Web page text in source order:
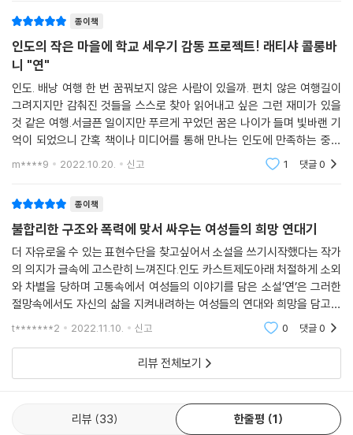
루하루 애쓰고 있었다. 레나가 인도의 남동부 오지까지 떠나온 건 고통을
견디기 위한 안간힘이었다. 이곳에 온 레나는 난파한 배에서 홀로 살아남
은 가엾은 요정을 만나게 되었다. 식당 주인 부부의 어려운 형편을 이해했
지만 아이의 미래와 맞바꿀 수는 없었다. 홀리는 비록 말을 하지 못해도 단
어를 기억하고 쓸 줄 알았다. 언어는 아이가 고향에서 도망쳐오던 길에서
도 결코 포기하지 못한 짐이었다. 아이는 살아남기 위해, 이 세상에 존재하
기 위해 기꺼이 짐을 짊어졌다. 아이가 침묵 속에 자신을 가둔 건 유일한 저
항 방법이었기 때문이다. 다만 침묵이 자신을 겨누게 되리라는 걸 미처 몰
--- pp.93~94
랄리타의 학습 진도는 기대 이상으로 빨랐다. 무엇보다 아이의 호기심과
배움에 대한 갈증이 빠른 성취를 이끌었다. 배움에 대한 갈증이 어찌나 뜨
거운지 가끔 레나를 깜짝 놀라게 했고, 이따금 감당하기 버겁게 느껴지기
도 했다. 랄리타는 요즘 레나가 사준 크레파스로 그림을 그리기 시작했다.
그동안 자신이 겪은 일들을 그림으로 대신 이야기할 수 있게 된 것이다. 랄
리타는 마을을 그렸고, 왕골 바구니를 이고 가는 여자를 그렸고, 밭에서 쥐
를 잡는 남자를 그렸고, 어린아이였던 자신을 그렸다. 밤에 부모 곁에서 인
형을 끌어안고 잠든 모습이었다. 엄마와 함께 북부 지방을 떠나 이곳을 향
한 대가 있었고, 승객을 짐짝 포개듯 가득 태운 열차의 모습도 있었고, 어딘
지 알 수 없는 도시와 거대한 사원도 있었다. 그림 내용으로 보아 랄리타가
재하는 인도 사회에서 불가촉민 여성들이 감당해야 하는 삶의 몫은 끔찍하
다. 이 소설에는 낡은 관습에 따른 신분 차별이 여전한 환경이지만 억압적
인 운명을 거부하고 당당하게 싸워나가는 프리티와 레드 브리게이드 단원
들이 등장한다. 구조화된 차별, 관습화된 억압, 일상적인 폭력에 용감하게
맞서 싸우는 프리티와 레드 브리게이드 단원들의 모습은 레나에게 삶을 바
꾸기 위해서라면 수세적이고 순종적인 삶에서 벗어나 적극적이고 열정적
인 투쟁에 나서야 한다는 필요성과 용기를 일깨워준다.
사회에 대해 깊이 공감하면서 교육자로서의 사명감과 신념으로 불타올랐
던 초년병 교사 시절의 열정을 되살린다. 레나는 교육만이 차별과 억압, 폭
력의 위협에 고스란히 노출되어있는 마하발리푸람 마을 아이들을 노예의
운명으로부터 구해낼 수 있는 길이라고 확신한다. 레나는 마하발리푸람 마
을에 학교를 설립하기 위한 구체적인 움직임을 시작한다. 레드 브리게이드
의 프리티가 레나를 적극적으로 돕고, 연을 날리는 소녀 랄리타는 어느 누
구보다 열심히 배움의 길에 뛰어든다. 그저 작은 학교일뿐이지만 마하발리
푸람 마을의 불가촉민 아이들을 새로운 세상으로 이끌어줄 힘찬 첫발을 내
딛게 된 것이다.
인도의 작은 마을에 학교를 세우기 위한 감동 프로젝트가 시작된다.
래티샤 콜롱바니는 첫 소설 『세 갈래 길』부터 시작해 여성 이야기를 꾸준
종이책
인도의 작은 마을에 학교 세우기 감동 프로젝트! 래티샤 콜롱바
니 "연"
인도. 배낭 여행 한 번 꿈꿔보지 않은 사람이 있을까. 편치 않은 여행길이
그려지지만 감춰진 것들을 스스로 찾아 읽어내고 싶은 그런 재미가 있을
것 같은 여행.서글픈 일이지만 푸르게 꾸었던 꿈은 나이가 들며 빛바랜 기
억이 되었으니 간혹 책이나 미디어를 통해 만나는 인도에 만족하는 중이
다. 여전히 흥미를 끄는 나라ㅎㅎ헌데 전혀 다른 흥미의 책을 만났다. 아름
m****9 2022.10.20. 신고 1 댓글0
종이책
불합리한 구조와 폭력에 맞서 싸우는 여성들의 희망 연대기
더 자유로울 수 있는 표현수단을 찾고싶어서 소설을 쓰기시작했다는 작가
의 의지가 글속에 고스란히 느껴진다.인도 카스트제도아래 처절하게 소외
와 차별을 당하며 고통속에서 여성들의 이야기를 담은 소설’연’은 그러한
절망속에서도 자신의 삶을 지켜내려하는 여성들의 연대와 희망을 담고있
다.사랑하는 사람을 잃고 새로운 삶의 동기를 찾기위해 인도로 떠난 교사
t*******2 2022.11.10. 신고 0 댓글0
리뷰 전체보기
리뷰 33 한줄평 1